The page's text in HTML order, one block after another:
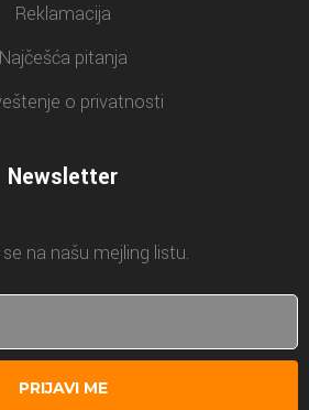
Reklamacija
Najčešća pitanja
o privatnosti
Newsletter
na našu mejling listu.
PRIJAVI ME